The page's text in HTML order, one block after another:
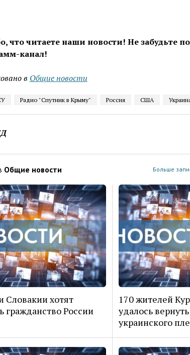
что читаете наши новости! Не забудьте
канал!
в Общие новости
Радио "Спутник в Крыму" Россия США
Общие новости Больше
Словакии хотят
гражданство России
170 жителей
удалось
украинского